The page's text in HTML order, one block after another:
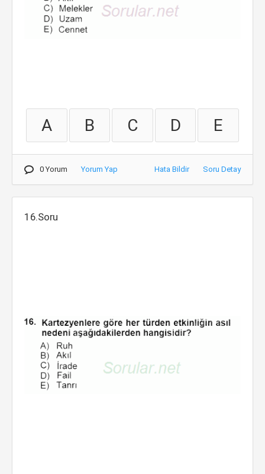
A B C D E
0 Yorum Yorum Yap Hata Bildir Soru Detay
16.Soru